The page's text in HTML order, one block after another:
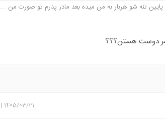
تنه شو هربار به من میده بعد مادر پدرم تو صورت من ...
دوست هستن؟؟؟
1405/03/21
|